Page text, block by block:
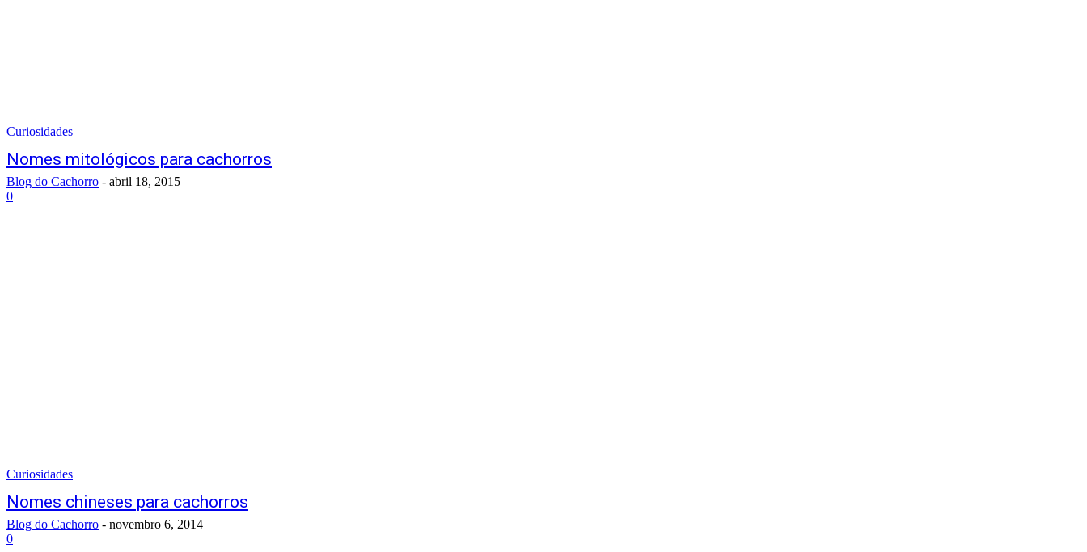
Curiosidades
Nomes mitológicos para cachorros
Blog do Cachorro - abril 18, 2015
0
Curiosidades
Nomes chineses para cachorros
Blog do Cachorro - novembro 6, 2014
0